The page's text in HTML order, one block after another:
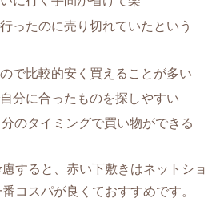
ったのに売り切れていたという
で比較的安く買えることが多い
分に合ったものを探しやすい
のタイミングで買い物ができる
すると、赤い下敷きはネットショ
コスパが良くておすすめです。